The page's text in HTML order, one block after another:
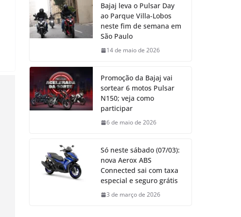
Bajaj leva o Pulsar Day
ao Parque Villa-Lobos
neste fim de semana em
São Paulo
14 de maio de 2026
Promoção da Bajaj vai
sortear 6 motos Pulsar
N150; veja como
participar
6 de maio de 2026
Só neste sábado (07/03):
nova Aerox ABS
Connected sai com taxa
especial e seguro grátis
3 de março de 2026